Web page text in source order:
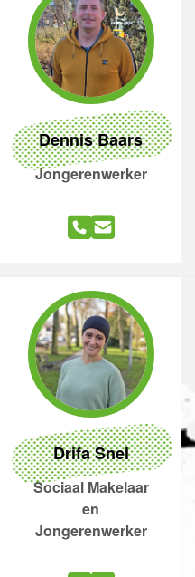
Dennis Baars
Jongerenwerker
Drifa Snel
Sociaal Makelaar
en
Jongerenwerker